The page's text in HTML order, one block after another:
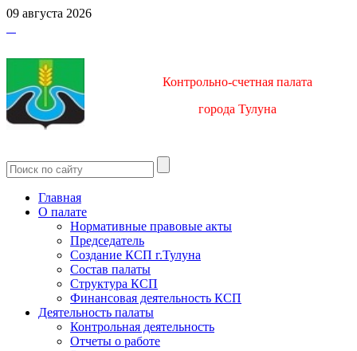
09 августа 2026
Контрольно-счетная палата
города Тулуна
Главная
О палате
Нормативные правовые акты
Председатель
Создание КСП г.Тулуна
Состав палаты
Структура КСП
Финансовая деятельность КСП
Деятельность палаты
Контрольная деятельность
Отчеты о работе